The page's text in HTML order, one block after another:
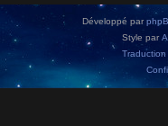
Développé par
Style par
Traduction